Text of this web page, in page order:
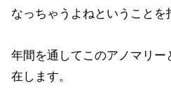
なっちゃうよねということを
年間を通してこのアノマリ
在します。